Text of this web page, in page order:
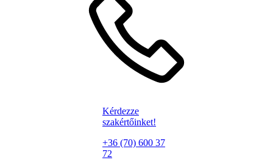
Kérdezze
szakértőinket!
+36 (70) 600 37
72